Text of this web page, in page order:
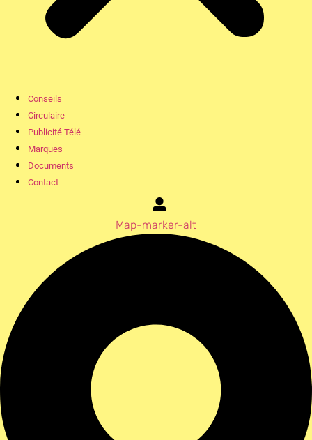
Conseils
Circulaire
Publicité Télé
Marques
Documents
Contact
Map-marker-alt